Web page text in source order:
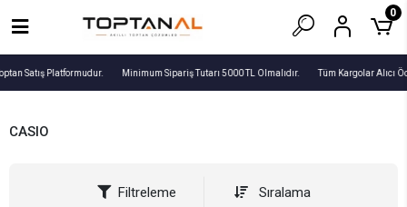
Satış Platformudur. Minimum Sipariş Tutarı 5000 TL Olmalıdır. Tüm Kargolar Alıcı
0
CASIO
Filtreleme Sıralama